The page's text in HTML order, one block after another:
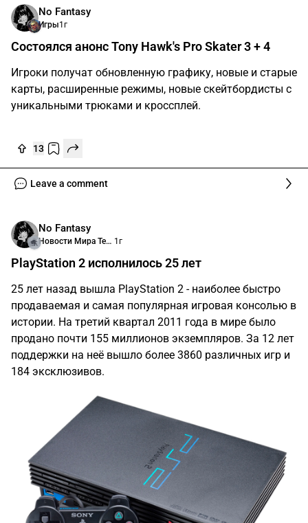
No Fantasy
Игры1г
Состоялся анонс Tony Hawk's Pro Skater 3 + 4
Игроки получат обновленную графику, новые и старые
карты, расширенные режимы, новые скейтбордисты с
уникальными трюками и кроссплей.
13
Leave a comment
No Fantasy
Новости Мира Технологий 1г
PlayStation 2 исполнилось 25 лет
25 лет назад вышла PlayStation 2 - наиболее быстро
продаваемая и самая популярная игровая консолью в
истории. На третий квартал 2011 года в мире было
продано почти 155 миллионов экземпляров. За 12 лет
поддержки на неё вышло более 3860 различных игр и
184 эксклюзивов.